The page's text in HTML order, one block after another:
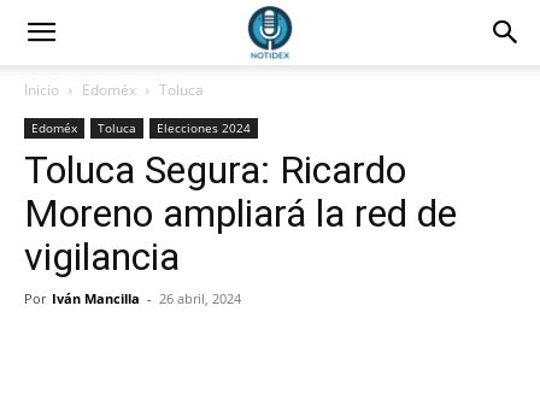
Inicio Edoméx Toluca
Edoméx Toluca Elecciones 2024
Toluca Segura: Ricardo
Moreno ampliará la red de
vigilancia
Por Iván Mancilla - 26 abril, 2024